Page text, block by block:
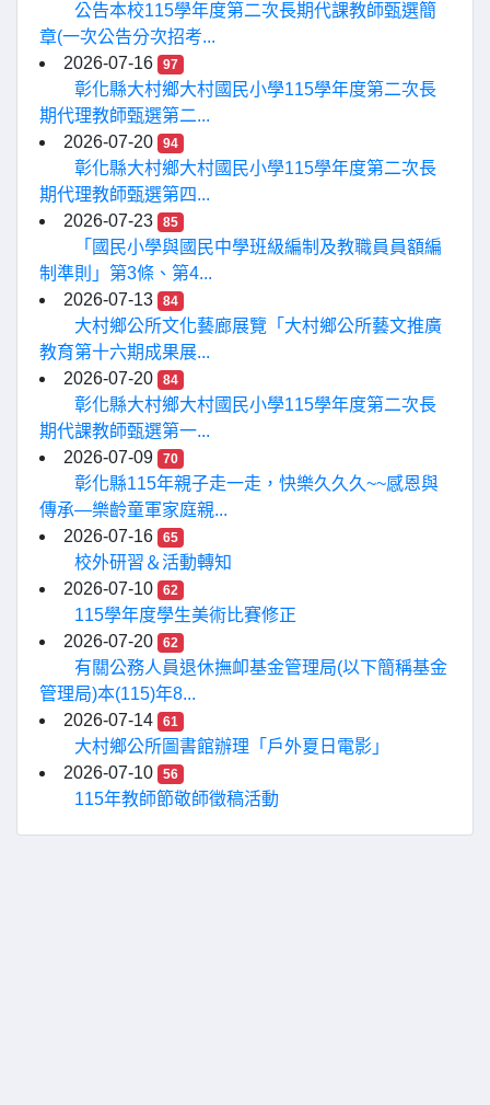
公告本校115學年度第二次長期代課教師甄選簡
章(一次公告分次招考...
2026-07-16
97
彰化縣大村鄉大村國民小學115學年度第二次長
期代理教師甄選第二...
2026-07-20
94
彰化縣大村鄉大村國民小學115學年度第二次長
期代理教師甄選第四...
2026-07-23
85
「國民小學與國民中學班級編制及教職員員額編
制準則」第3條、第4...
2026-07-13
84
大村鄉公所文化藝廊展覽「大村鄉公所藝文推廣
教育第十六期成果展...
2026-07-20
84
彰化縣大村鄉大村國民小學115學年度第二次長
期代課教師甄選第一...
2026-07-09
70
彰化縣115年親子走一走，快樂久久久~~感恩與
傳承—樂齡童軍家庭親...
2026-07-16
65
校外研習＆活動轉知
2026-07-10
62
115學年度學生美術比賽修正
2026-07-20
62
有關公務人員退休撫卹基金管理局(以下簡稱基金
管理局)本(115)年8...
2026-07-14
61
大村鄉公所圖書館辦理「戶外夏日電影」
2026-07-10
56
115年教師節敬師徵稿活動